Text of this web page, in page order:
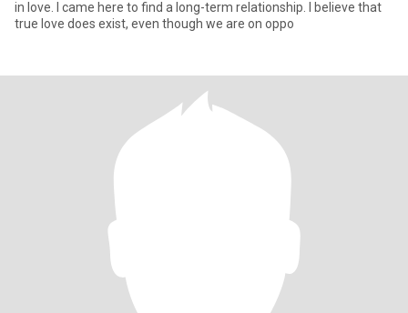
in love. I came here to find a long-term relationship. I believe that
true love does exist, even though we are on oppo